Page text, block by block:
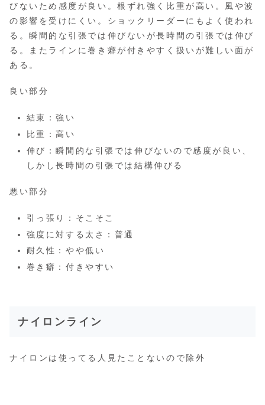
びないため感度が良い。根ずれ強く比重が高い。風や波
の影響を受けにくい。ショックリーダーにもよく使われ
る。瞬間的な引張では伸びないが長時間の引張では伸び
る。またラインに巻き癖が付きやすく扱いが難しい面が
ある。
良い部分
結束：強い
比重：高い
伸び：瞬間的な引張では伸びないので感度が良い、
しかし長時間の引張では結構伸びる
悪い部分
引っ張り：そこそこ
強度に対する太さ：普通
耐久性：やや低い
巻き癖：付きやすい
ナイロンライン
ナイロンは使ってる人見たことないので除外